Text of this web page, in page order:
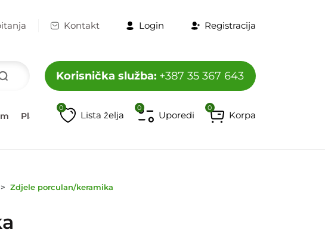
Kontakt Login Registracija
0
Lista želja
0
Uporedi
0
Korpa
Korisnička služba: +387 35 367 643
Plažni program Televizori i dodaci HORECA program
Zdjele porculan/keramika